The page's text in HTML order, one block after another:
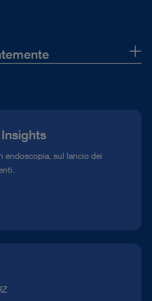
endoscopia, sul lancio dei